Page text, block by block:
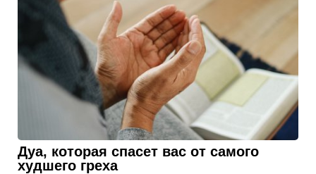
Дуа, которая спасет вас от самого
худшего греха